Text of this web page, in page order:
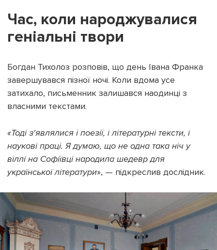
Час, коли народжувалися
геніальні твори
Богдан Тихолоз розповів, що день Івана Франка
завершувався пізної ночі. Коли вдома усе
затихало, письменник залишався наодинці з
власними текстами.
«Тоді з'являлися і поезії, і літературні тексти, і
наукові праці. Я думаю, що не одна така ніч у
віллі на Софіївці народила шедевр для
української літератури», — підкреслив дослідник.